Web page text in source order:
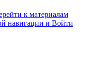
к материалам
навигации и Войти